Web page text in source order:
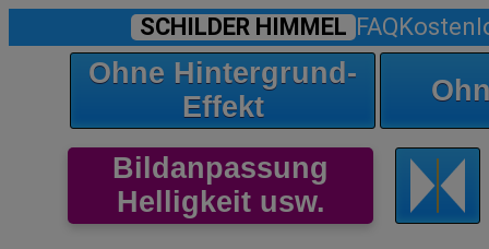
SCHILDER HIMMEL FAQ
Ohne Hintergrund-
Effekt
Bildanpassung
Helligkeit usw.